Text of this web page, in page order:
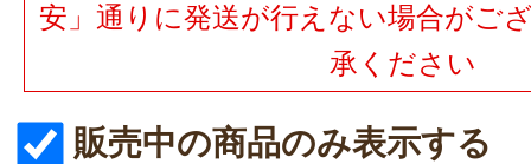
安」通りに発送が行えない場合がご
承ください
販売中の商品のみ表示する